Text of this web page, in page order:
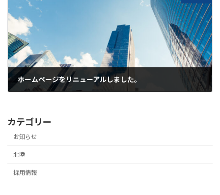
ホームページをリニューアルしました。
カテゴリー
お知らせ
北陸
採用情報